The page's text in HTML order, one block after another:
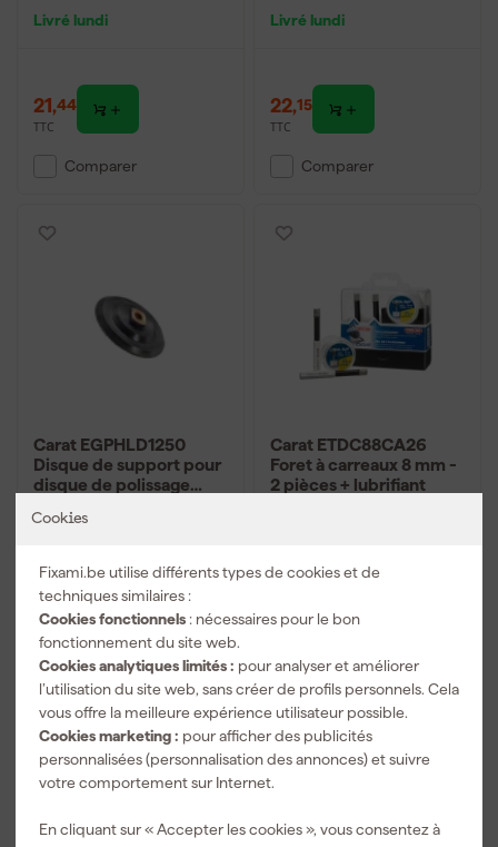
Cookies
Fixami.be utilise différents types de cookies et de
techniques similaires :
Cookies fonctionnels : nécessaires pour le bon
fonctionnement du site web.
Cookies analytiques limités : pour analyser et améliorer
l’utilisation du site web, sans créer de profils personnels. Cela
vous offre la meilleure expérience utilisateur possible.
Cookies marketing : pour afficher des publicités
personnalisées (personnalisation des annonces) et suivre
votre comportement sur Internet.
En cliquant sur « Accepter les cookies », vous consentez à
Livré lundi
21,44
TTC
Comparer
Livré lundi
22,15
TTC
Comparer
Carat EGPHLD1250
Disque de support pour
disque de polissage
M14
Livré lundi
19,93
TTC
Comparer
Carat ETDC88CA26
Foret à carreaux 8 mm -
2 pièces + lubrifiant
TTC
Comparer